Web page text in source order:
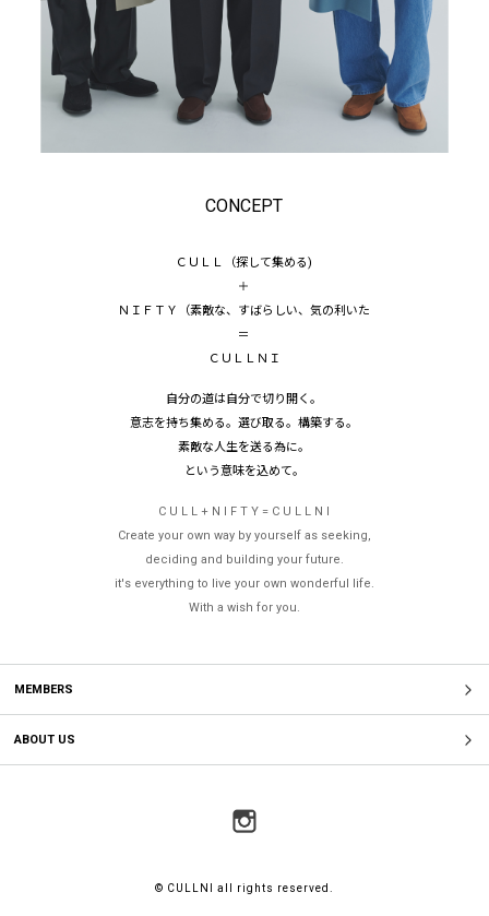
CONCEPT
ＣＵＬＬ（探して集める)
＋
ＮＩＦＴＹ（素敵な、すばらしい、気の利いた
＝
ＣＵＬＬＮＩ
自分の道は自分で切り開く。
意志を持ち集める。選び取る。構築する。
素敵な人生を送る為に。
という意味を込めて。
C U L L + N I F T Y = C U L L N I
Create your own way by yourself as seeking,
deciding and building your future.
it's everything to live your own wonderful life.
With a wish for you.
MEMBERS
ABOUT US
© CULLNI all rights reserved.